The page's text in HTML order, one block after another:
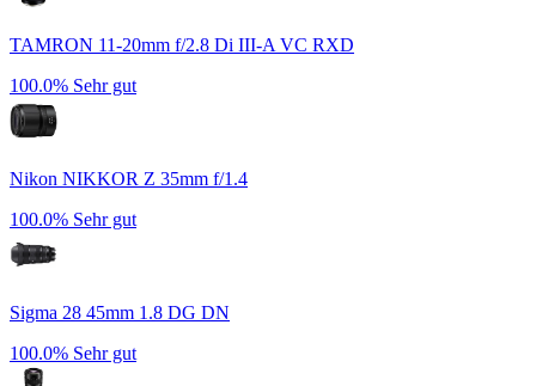
TAMRON 11-20mm f/2.8 Di III-A VC RXD
100.0% Sehr gut
Nikon NIKKOR Z 35mm f/1.4
100.0% Sehr gut
Sigma 28 45mm 1.8 DG DN
100.0% Sehr gut